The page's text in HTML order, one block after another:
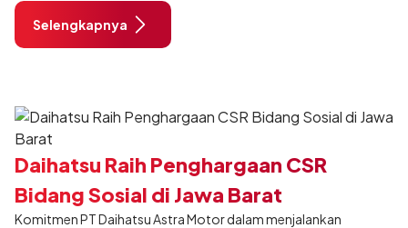
komitmennya dalam meningkatkan kualitas SDM (Sumber Daya
Manusia) melalui pendidikan vokasi bertema “Bersama Sahabat
Membangun Negeri”. Komitmen ini diwujudkan melalui ajang
Selengkapnya
Daihatsu Raih Penghargaan CSR
Bidang Sosial di Jawa Barat
Komitmen PT Daihatsu Astra Motor dalam menjalankan